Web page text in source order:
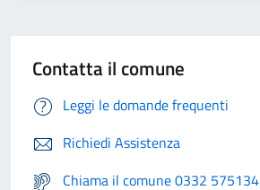
Contatta il comune
Leggi le domande frequenti
Richiedi Assistenza
Chiama il comune 0332 575134